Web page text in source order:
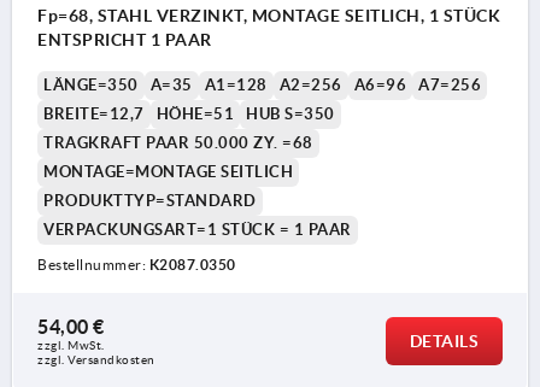
Fp=68, STAHL VERZINKT, MONTAGE SEITLICH, 1 STÜCK
ENTSPRICHT 1 PAAR
LÄNGE=350 A=35 A1=128 A2=256 A6=96
A7=256
BREITE=12,7
HÖHE=51
HUB S=350
TRAGKRAFT PAAR 50.000 ZY. =68
MONTAGE=MONTAGE SEITLICH
PRODUKTTYP=STANDARD
VERPACKUNGSART=1 STÜCK = 1 PAAR
Bestellnummer: K2087.0350
54,00 €
zzgl. MwSt.
zzgl. Versandkosten
DETAILS